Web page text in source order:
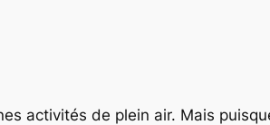
activités de plein air. Mais